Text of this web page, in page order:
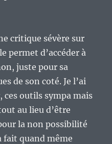
critique sévère sur
permet d’accéder à
juste pour sa
de son coté. Je l’ai
outils sympa mais
au lieu d’être
la non possibilité
fait quand même